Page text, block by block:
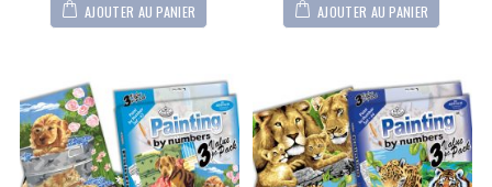
AJOUTER AU PANIER AJOUTER AU PANIER